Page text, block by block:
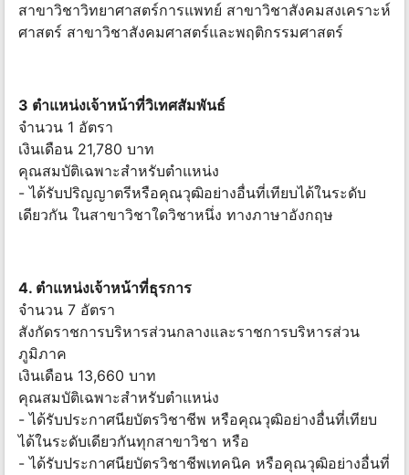
สาขาวิชาวิทยาศาสตร์การแพทย์ สาขาวิชาสังคมสงเคราะห์
ศาสตร์ สาขาวิชาสังคมศาสตร์และพฤติกรรมศาสตร์
3 ตำแหน่งเจ้าหน้าที่วิเทศสัมพันธ์
จำนวน 1 อัตรา
เงินเดือน 21,780 บาท
คุณสมบัติเฉพาะสำหรับตำแหน่ง
- ได้รับปริญญาตรีหรือคุณวุฒิอย่างอื่นที่เทียบได้ในระดับ
เดียวกัน ในสาขาวิชาใดวิชาหนึ่ง ทางภาษาอังกฤษ
4. ตำแหน่งเจ้าหน้าที่ธุรการ
จำนวน 7 อัตรา
สังกัดราชการบริหารส่วนกลางและราชการบริหารส่วน
ภูมิภาค
เงินเดือน 13,660 บาท
คุณสมบัติเฉพาะสำหรับตำแหน่ง
- ได้รับประกาศนียบัตรวิชาชีพ หรือคุณวุฒิอย่างอื่นที่เทียบ
ได้ในระดับเดียวกันทุกสาขาวิชา หรือ
- ได้รับประกาศนียบัตรวิชาชีพเทคนิค หรือคุณวุฒิอย่างอื่นที่